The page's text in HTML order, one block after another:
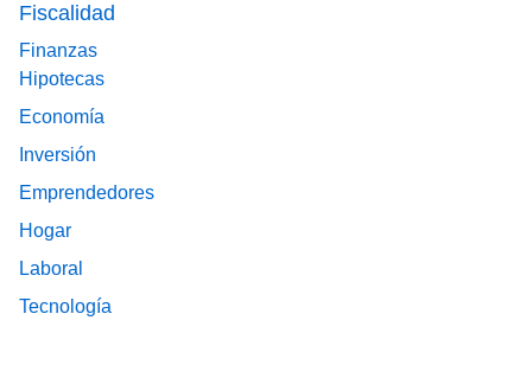
Fiscalidad
Finanzas
Hipotecas
Economía
Inversión
Emprendedores
Hogar
Laboral
Tecnología